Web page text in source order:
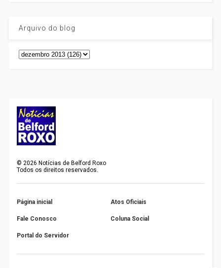
Arquivo do blog
©2026 Notícias de Belford Roxo
Todos os direitos reservados.
Página inicial Atos Oficiais
Fale Conosco Coluna Social
Portal do Servidor